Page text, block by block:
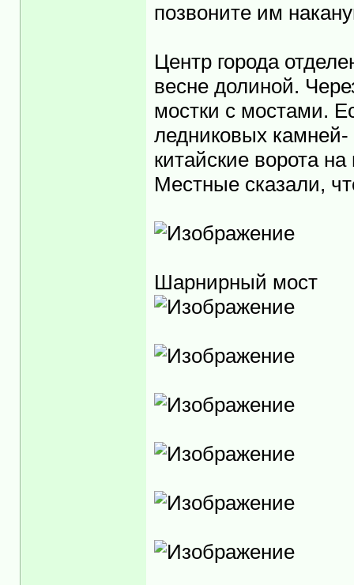
позвоните им
Центр города
весне долиной.
мостки с мостами.
ледниковых
китайские ворота
Местные сказали,
Шарнирный мост